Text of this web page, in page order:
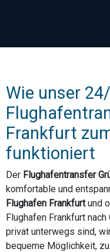
Wie unser
Frankfurt
funktioniert
Der Flughafentransfer
komfortable und
Flughafen Frankfurtund
Flughafen Frankfurt
privat unterwegs sind,
bequeme Möglichkeit,